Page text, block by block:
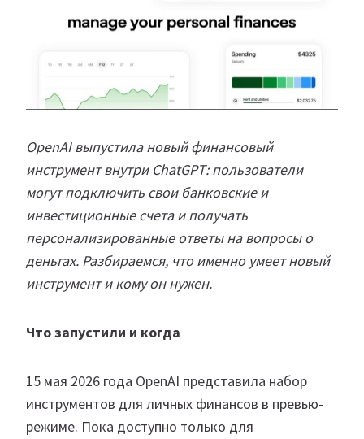
OpenAI выпустила новый финансовый
инструмент внутри ChatGPT: пользователи
могут подключить свои банковские и
инвестиционные счета и получать
персонализированные ответы на вопросы о
деньгах. Разбираемся, что именно умеет новый
инструмент и кому он нужен.
Что запустили и когда
15 мая 2026 года OpenAI представила набор
инструментов для личных финансов в превью-
режиме. Пока доступно только для